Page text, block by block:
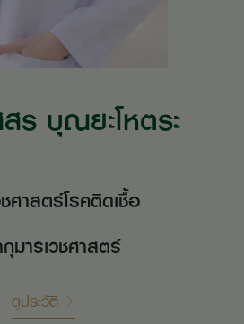
บุณยะโหตระ
ศาสตร์โรคติดเชื้อ
มารเวชศาสตร์
ดูประวัติ